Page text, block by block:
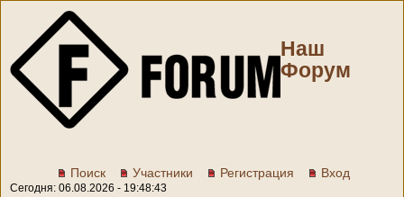
Наш
Форум
Поиск Участники Регистрация Вход
Сегодня: 06.08.2026 - 19:48:43